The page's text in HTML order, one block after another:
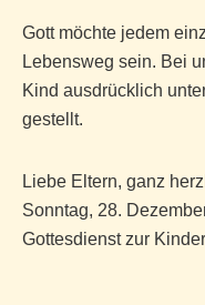
Gott möchte jedem
Lebensweg sein. Bei
Kind ausdrücklich
gestellt.
Liebe Eltern, ganz
Sonntag, 28.
Gottesdienst zur